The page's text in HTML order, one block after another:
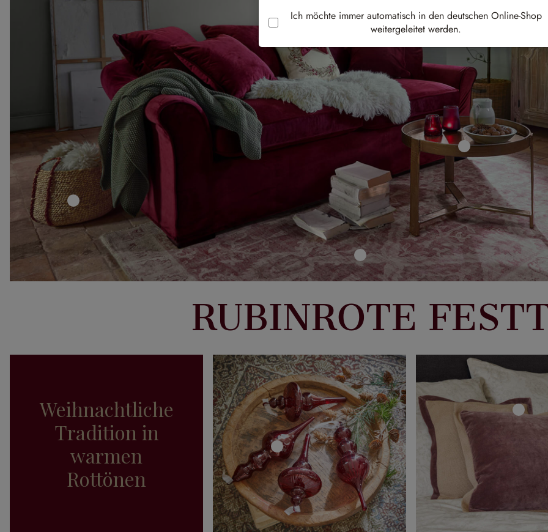
RUBINROTE
Weihnachtliche
Tradition in
warmen
Rottönen
Ich möchte immer automatisch in den deutschen Online-Shop
weitergeleitet werden.